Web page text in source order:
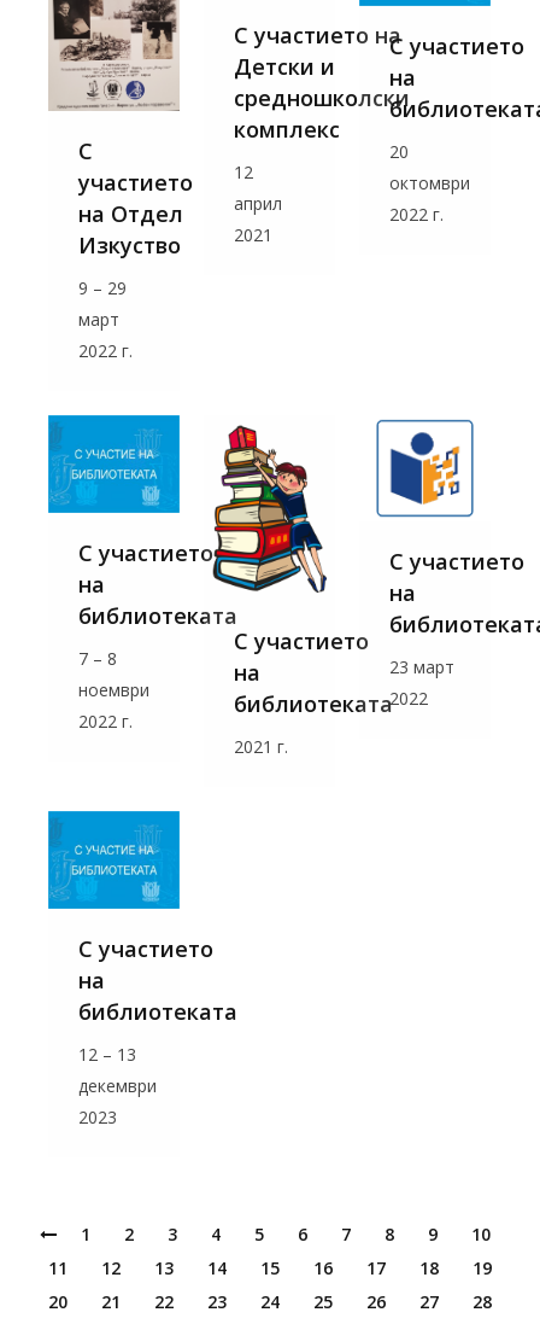
С
участието
на Отдел
Изкуство
9 – 29
март
2022 г.
С участието на
Детски и
средношколски
комплекс
12
април
2021
С участието
на
20
октомври
2022 г.
С участието
на
библиотеката
7 – 8
ноември
2022 г.
С участието
на
библиотеката
2021 г.
С участието
на
23 март
2022
С участието
на
библиотеката
12 – 13
декември
2023
1 2 3 4 5 6 7 8 9
10
11
12 13 14 15 16 17 18
19
20
21 22 23 24 25 26 27 28